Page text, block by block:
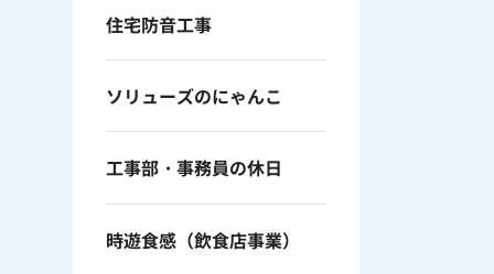
住宅防音工事
ソリューズのにゃんこ
工事部・事務員の休日
時遊食感（飲食店事業）